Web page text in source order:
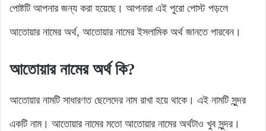
পোষ্টটি আপনার জন্য করা হয়েছে। আপনারা এই পুরো পোস্ট পড়লে
আতোয়ার নামের অর্থ, আতোয়ার নামের ইসলামিক অর্থ জানতে পারবেন।
আতোয়ার নামের অর্থকি?
আতোয়ার নামটি সাধারণত ছেলেদের নাম রাখা হয়ে থাকে। এই নামটি সুন্দর
একটি নাম। আতোয়ার নামের মতো আতোয়ার নামের অর্থটাও খুব সুন্দর।